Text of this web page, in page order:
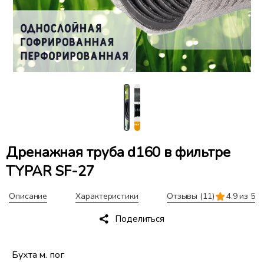
Дренажная труба d160 в фильтре
TYPAR SF-27
Описание Характеристики Отзывы (11) 4.9 из 5
Поделиться
Бухта м. пог